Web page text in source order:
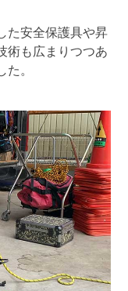
た安全保護具や昇
術も広まりつつあ
。